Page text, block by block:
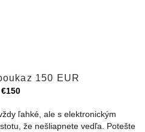
hodnotenie
produktu
5,0
z
150 EUR
€150
ľahké, ale s elektronickým
že nešliapnete vedľa. Potešte